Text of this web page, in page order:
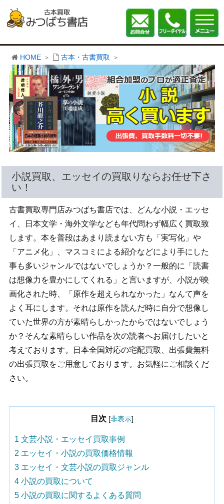
HOME 古本・古書買取
小説買取、エッセイの買取りならお任せ下さ
い！
古書買取専門店みつばち書店では、どんな小説・エッセ
イ、日本文学・海外文学なども年代問わず幅広く買取致
します。本を普段はあまり読まない方も「実写化」や
「アニメ化」、マスコミによる紹介などにより手にした
事も多いジャンルではないでしょうか？一般的に「読書
は想像力を豊かにしてくれる」と言いますが、小説が映
画化された時、「原作を超えられなかった」なんて声を
よく耳にします。それは原作を読んだ時に自分で想像し
ていた世界の方が素晴らしかったからではないでしょう
か？そんな素晴らしい作品を次の読者へお届けしたいと
考えております。日本全国対応の宅配買取、出張費無料
の出張買取をご用意しております。お気軽にご相談くだ
さい。
目次 [非表示]
1 文芸小説・エッセイ買取事例
2 エッセイ・小説の買取価格情報
3 エッセイ・文芸小説の買取ジャンル
4 小説の買取について
5 小説の買取に関するよくある質問